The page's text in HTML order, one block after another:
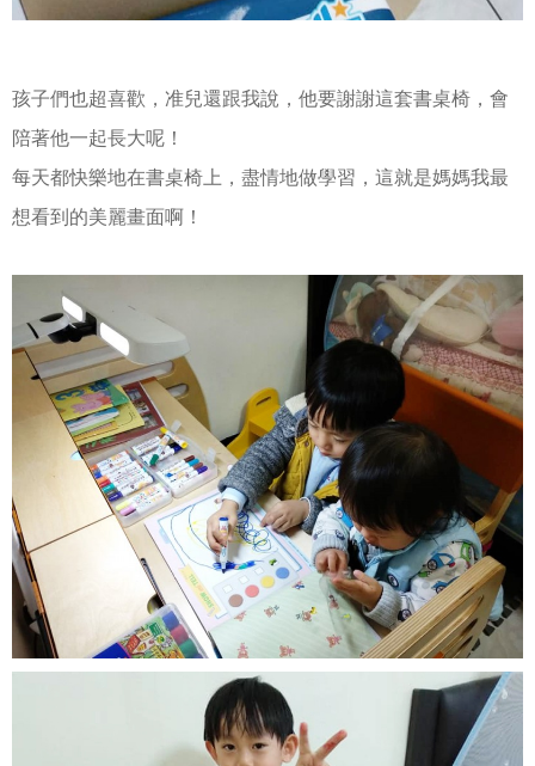
孩子們也超喜歡，准兒還跟我說，他要謝謝這套書桌椅，會
陪著他一起長大呢！
每天都快樂地在書桌椅上，盡情地做學習，這就是媽媽我最
想看到的美麗畫面啊！